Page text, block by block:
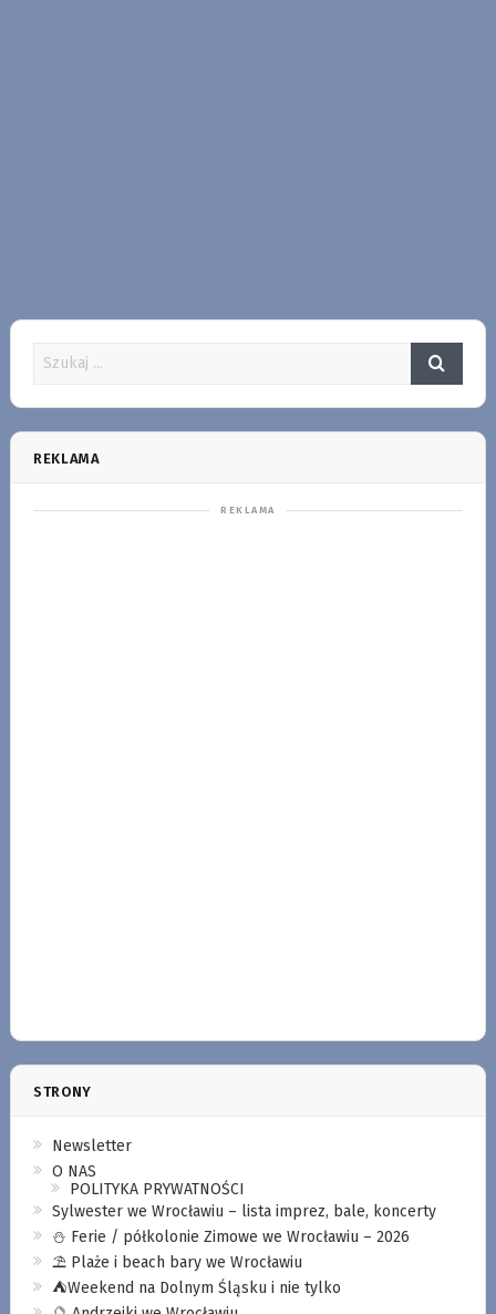
REKLAMA
STRONY
Newsletter
O NAS
POLITYKA PRYWATNOŚCI
Sylwester we Wrocławiu – lista imprez, bale, koncerty
⛄️ Ferie / półkolonie Zimowe we Wrocławiu – 2026
⛱️ Plaże i beach bary we Wrocławiu
⛺️Weekend na Dolnym Śląsku i nie tylko